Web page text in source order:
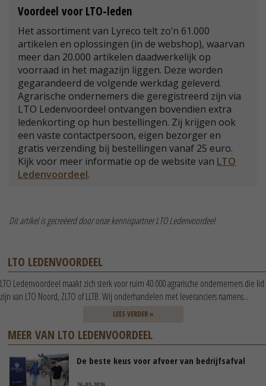
Voordeel voor LTO-leden
Het assortiment van Lyreco telt zo’n 61.000
artikelen en oplossingen (in de webshop), waarvan
meer dan 20.000 artikelen daadwerkelijk op
voorraad in het magazijn liggen. Deze worden
gegarandeerd de volgende werkdag geleverd.
Agrarische ondernemers die geregistreerd zijn via
LTO Ledenvoordeel ontvangen bovendien extra
ledenkorting op hun bestellingen. Zij krijgen ook
een vaste contactpersoon, eigen bezorger en
gratis verzending bij bestellingen vanaf 25 euro.
Kijk voor meer informatie op de website van LTO
Ledenvoordeel.
Dit artikel is gecreëerd door onze kennispartner LTO Ledenvoordeel
LTO LEDENVOORDEEL
LTO Ledenvoordeel maakt zich sterk voor ruim 40.000 agrarische ondernemers die lid
zijn van LTO Noord, ZLTO of LLTB. Wij onderhandelen met leveranciers namens...
LEES VERDER »
MEER VAN LTO LEDENVOORDEEL
De beste keus voor afvoer van bedrijfsafval